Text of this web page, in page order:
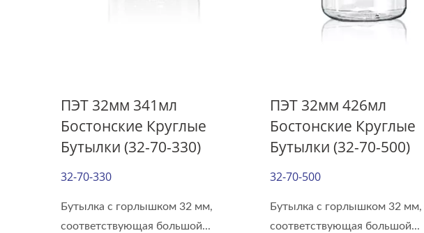
ПЭТ 32мм 341мл
Бостонские Круглые
Бутылки (32-70-330)
32-70-330
Бутылка с горлышком 32 мм,
соответствующая большой...
ПЭТ 32мм 426мл
Бостонские Круглые
Бутылки (32-70-500)
32-70-500
Бутылка с горлышком 32 мм,
соответствующая большой...